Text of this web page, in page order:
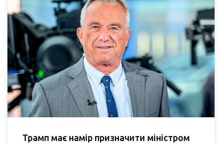
Трамп має намір призначити міністром